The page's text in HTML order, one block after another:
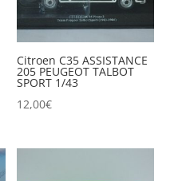
Citroen C35 ASSISTANCE
205 PEUGEOT TALBOT
SPORT 1/43
12,00€